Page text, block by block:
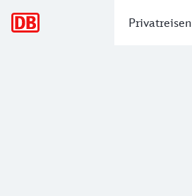
Privatreisen